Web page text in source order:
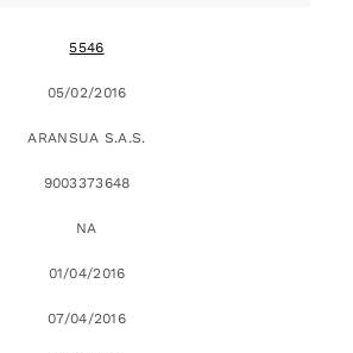
5546
05/02/2016
ARANSUA S.A.S.
9003373648
NA
01/04/2016
07/04/2016